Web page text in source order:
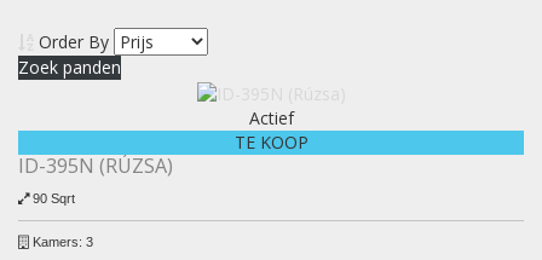
Order By
Actief
TE KOOP
ID-395N (RÚZSA)
90 Sqrt
Kamers: 3